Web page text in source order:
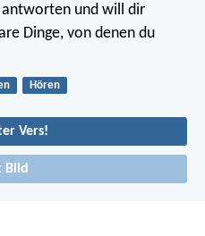
antworten und will dir
Dinge, von denen du
Hören
Vers!
Bild